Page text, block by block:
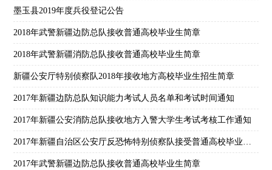
墨玉县2019年度兵役登记公告
2018年武警新疆边防总队接收普通高校毕业生简章
2018年武警新疆消防总队接收普通高校毕业生简章
新疆公安厅特别侦察队2018年接收地方高校毕业生招生简章
2017年新疆边防总队知识能力考试人员名单和考试时间通知
2017年新疆公安消防总队接收地方入警大学生考试考核工作通知
2017年新疆自治区公安厅反恐怖特别侦察队接受普通高校毕业生信息
2017年武警新疆边防总队接收普通高校毕业生简章